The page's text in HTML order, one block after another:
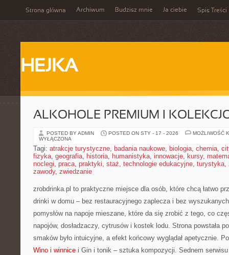
Strona główna Archiwum Budzisz mnie Ja ciebie Spis Treści
HEJKA
ALKOHOLE PREMIUM I
POSTED BY ADMIN POSTED ON STY - 17 - 2026
MOŻLIWOŚĆ
WYŁĄCZONA
Tagi: atrakcje turystyczne, badania naukowe, biologia, chemia,
fizyka, geografia, historia, humanistyka, innowacje, kursy,
noclegi, praca, praktyki, staż, technologie edukacyjne, turystyka,
zawody, zwiedzanie
zrobdrinka.pl to praktyczne miejsce dla osób, które chcą łatwo
drinki w domu – bez restauracyjnego zaplecza i bez
pomysłów na napoje mieszane, które da się zrobić z tego, co
napojów, dosładzaczy, cytrusów i kostek lodu. Strona powstała
smaków było intuicyjne, a efekt końcowy wyglądał apetycznie.
Wino i winnice i Gin i tonik – sztuka kompozycji. Sednem